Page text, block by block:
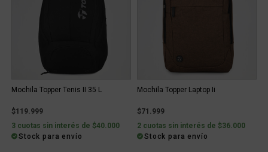
Mochila Topper Tenis II 35 L
$119.999
3 cuotas sin interés de $40.000
Stock para envío
Mochila Topper Laptop Ii
$71.999
2 cuotas sin interés de $36.000
Stock para envío